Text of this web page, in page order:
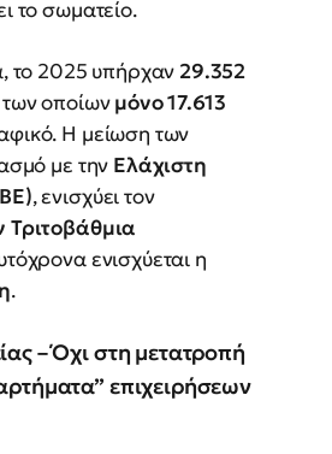
το σωματείο.
το 2025 υπήρχαν 29.352
των οποίωνμόνο 17.613
Η μείωση των
με την Ελάχιστη
, ενισχύει τον
Τριτοβάθμια
ενισχύεται η
.
– Όχι στη μετατροπή
επιχειρήσεων